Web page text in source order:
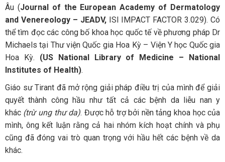
Âu (Journal of the European Academy of Dermatology
and Venereology – JEADV, ISI IMPACT FACTOR 3.029). Có
thể tìm đọc các công bố khoa học quốc tế về phương pháp Dr
Michaels tại Thư viện Quốc gia Hoa Kỳ – Viện Y học Quốc gia
Hoa Kỳ. (US National Library of Medicine – National
Institutes of Health).
Giáo sư Tirant đã mở rộng giải pháp điều trị của mình để giải
quyết thành công hầu như tất cả các bệnh da liễu nan y
khác(trừ ung thư da). Được hỗ trợ bởi nền tảng khoa học của
mình, ông kết luận rằng cả hai nhóm kích hoạt chính và phụ
cũng đã đóng vai trò quan trọng với hầu hết các bệnh về da
khác.